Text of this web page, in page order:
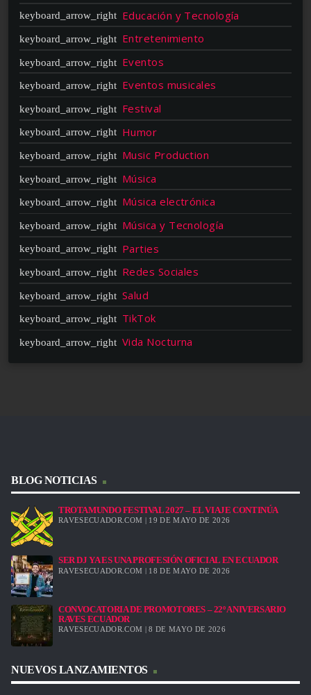
Educación y Tecnología
Entretenimiento
Eventos
Eventos musicales
Festival
Humor
Music Production
Música
Música electrónica
Música y Tecnología
Parties
Redes Sociales
Salud
TikTok
Vida Nocturna
BLOG NOTICIAS
TROTAMUNDO FESTIVAL 2027 – EL VIAJE CONTINÚA
RAVESECUADOR.COM | 19 DE MAYO DE 2026
SER DJ YA ES UNA PROFESIÓN OFICIAL EN ECUADOR
RAVESECUADOR.COM | 18 DE MAYO DE 2026
CONVOCATORIA DE PROMOTORES – 22º ANIVERSARIO
RAVES ECUADOR
RAVESECUADOR.COM | 8 DE MAYO DE 2026
NUEVOS LANZAMIENTOS